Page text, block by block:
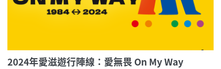
2024年愛滋遊行陣線：愛無畏 On My Way